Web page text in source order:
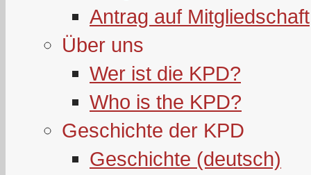
Antrag auf Mitgliedschaft
Über uns
Wer ist die KPD?
Who is the KPD?
Geschichte der KPD
Geschichte (deutsch)